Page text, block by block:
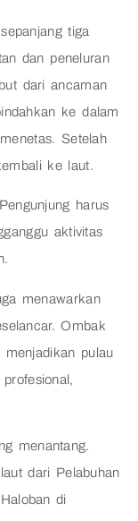
tiga
dan peneluran
dari ancaman
ke dalam
Setelah
ke laut.
harus
aktivitas
menawarkan
Ombak
pulau
menantang.
dari Pelabuhan
di